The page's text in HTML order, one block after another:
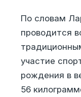
По словам
проводится
участие
рождения в
56